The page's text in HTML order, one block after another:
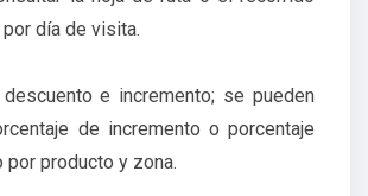
día de visita.
e incremento; se pueden
de incremento o porcentaje
por producto y zona.